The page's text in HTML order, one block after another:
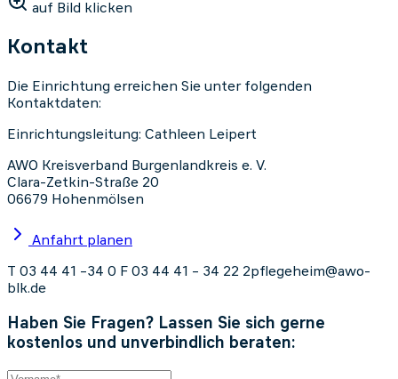
auf Bild klicken
Kontakt
Die Einrichtung erreichen Sie unter folgenden
Kontaktdaten:
Einrichtungsleitung: Cathleen Leipert
AWO Kreisverband Burgenlandkreis e. V.
Clara-Zetkin-Straße 20
06679 Hohenmölsen
Anfahrt planen
T 03 44 41 –34 0 F 03 44 41 – 34 22 2pflegeheim@awo-
blk.de
Haben Sie Fragen? Lassen Sie sich gerne
kostenlos und unverbindlich beraten: